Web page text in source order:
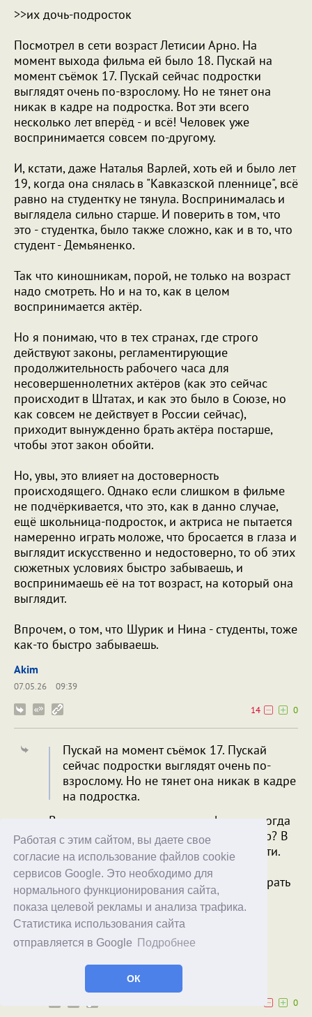
Работая с этим сайтом, вы даете свое
согласие на использование файлов cookie
сервисов Google. Это необходимо для
нормального функционирования сайта,
показа целевой рекламы и анализа трафика.
Статистика использования сайта
отправляется в Google
Подробнее
ОК
>>их дочь-подросток
Посмотрел в сети возраст Летисии Арно. На
момент выхода фильма ей было 18. Пускай на
момент съёмок 17. Пускай сейчас подростки
выглядят очень по-взрослому. Но не тянет она
никак в кадре на подростка. Вот эти всего
несколько лет вперёд - и всё! Человек уже
воспринимается совсем по-другому.
И, кстати, даже Наталья Варлей, хоть ей и было лет
19, когда она снялась в "Кавказской пленнице", всё
равно на студентку не тянула. Воспринималась и
выглядела сильно старше. И поверить в том, что
это - студентка, было также сложно, как и в то, что
студент - Демьяненко.
Так что киношникам, порой, не только на возраст
надо смотреть. Но и на то, как в целом
воспринимается актёр.
Но я понимаю, что в тех странах, где строго
действуют законы, регламентирующие
продолжительность рабочего часа для
несовершеннолетних актёров (как это сейчас
происходит в Штатах, и как это было в Союзе, но
как совсем не действует в России сейчас),
приходит вынужденно брать актёра постарше,
чтобы этот закон обойти.
Но, увы, это влияет на достоверность
происходящего. Однако если слишком в фильме
не подчёркивается, что это, как в данно случае,
ещё школьница-подросток, и актриса не пытается
намеренно играть моложе, что бросается в глаза и
выглядит искусственно и недостоверно, то об этих
сюжетных условиях быстро забываешь, и
воспринимаешь её на тот возраст, на который она
выглядит.
Впрочем, о том, что Шурик и Нина - студенты, тоже
как-то быстро забываешь.
Akim
07.05.26
09:39
14
0
Пускай на момент съёмок 17. Пускай
сейчас подростки выглядят очень по-
взрослому. Но не тянет она никак в кадре
на подростка.
В смысле, на момент выхода фильма, когда
ей было 17, она не тянула на 17-летнюю? В
фильме говорилось, что ей еще нет 18-ти.
и актриса не пытается намеренно играть
моложе
"Намеренно играть моложе" - это соску
сосать, что ли?
Akim
0